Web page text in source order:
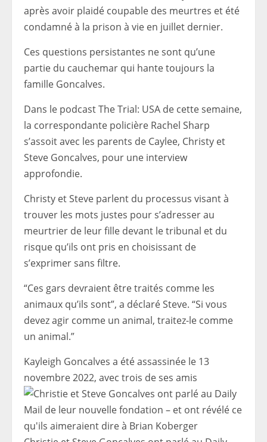
après avoir plaidé coupable des meurtres et été
condamné à la prison à vie en juillet dernier.
Ces questions persistantes ne sont qu’une
partie du cauchemar qui hante toujours la
famille Goncalves.
Dans le podcast The Trial: USA de cette semaine,
la correspondante policière Rachel Sharp
s’assoit avec les parents de Caylee, Christy et
Steve Goncalves, pour une interview
approfondie.
Christy et Steve parlent du processus visant à
trouver les mots justes pour s’adresser au
meurtrier de leur fille devant le tribunal et du
risque qu’ils ont pris en choisissant de
s’exprimer sans filtre.
“Ces gars devraient être traités comme les
animaux qu’ils sont”, a déclaré Steve. “Si vous
devez agir comme un animal, traitez-le comme
un animal.”
Kayleigh Goncalves a été assassinée le 13
novembre 2022, avec trois de ses amis